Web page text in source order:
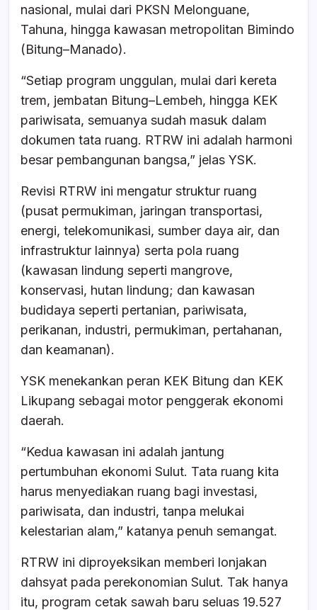
nasional, mulai dari PKSN Melonguane,
Tahuna, hingga kawasan metropolitan Bimindo
(Bitung–Manado).
“Setiap program unggulan, mulai dari kereta
trem, jembatan Bitung–Lembeh, hingga KEK
pariwisata, semuanya sudah masuk dalam
dokumen tata ruang. RTRW ini adalah harmoni
besar pembangunan bangsa,” jelas YSK.
Revisi RTRW ini mengatur struktur ruang
(pusat permukiman, jaringan transportasi,
energi, telekomunikasi, sumber daya air, dan
infrastruktur lainnya) serta pola ruang
(kawasan lindung seperti mangrove,
konservasi, hutan lindung; dan kawasan
budidaya seperti pertanian, pariwisata,
perikanan, industri, permukiman, pertahanan,
dan keamanan).
YSK menekankan peran KEK Bitung dan KEK
Likupang sebagai motor penggerak ekonomi
daerah.
“Kedua kawasan ini adalah jantung
pertumbuhan ekonomi Sulut. Tata ruang kita
harus menyediakan ruang bagi investasi,
pariwisata, dan industri, tanpa melukai
kelestarian alam,” katanya penuh semangat.
RTRW ini diproyeksikan memberi lonjakan
dahsyat pada perekonomian Sulut. Tak hanya
itu, program cetak sawah baru seluas 19.527